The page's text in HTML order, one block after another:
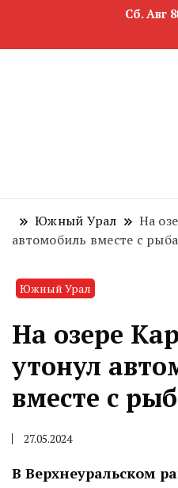
Сб. Авг
Южный Урал
На
автомобиль вместе с
Южный Урал
На озере
утонул
вместе с
27.05.2024
В Верхнеуральском